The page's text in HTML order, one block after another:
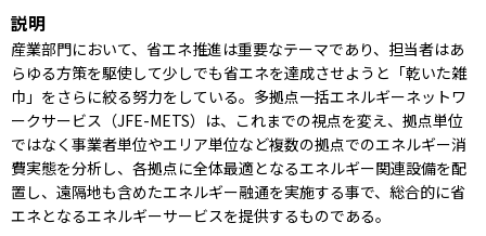
説明
産業部門において、省エネ推進は重要なテーマであり、担当者はあ
らゆる方策を駆使して少しでも省エネを達成させようと「乾いた雑
巾」をさらに絞る努力をしている。多拠点一括エネルギーネットワ
ークサービス（JFE-METS）は、これまでの視点を変え、拠点単位
ではなく事業者単位やエリア単位など複数の拠点でのエネルギー消
費実態を分析し、各拠点に全体最適となるエネルギー関連設備を配
置し、遠隔地も含めたエネルギー融通を実施する事で、総合的に省
エネとなるエネルギーサービスを提供するものである。